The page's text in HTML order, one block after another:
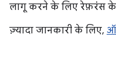
लागू करने के लिए रेफ़रंस के
ज़्यादा जानकारी के लिए,